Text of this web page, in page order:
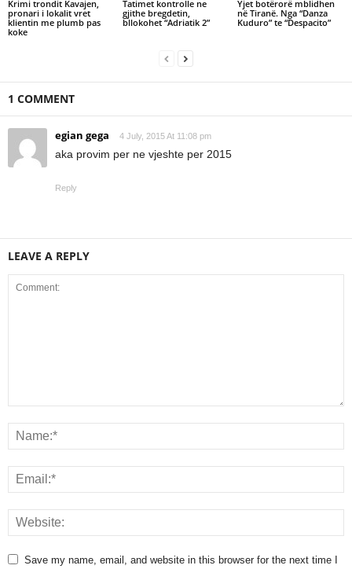
Krimi trondit Kavajen,
pronari i lokalit vret
klientin me plumb pas
koke
Tatimet kontrolle ne
gjithe bregdetin,
bllokohet “Adriatik 2”
Yjet botërorë mblidhen
në Tiranë. Nga “Danza
Kuduro” te “Despacito”
1 COMMENT
egian gega 4 July, 2015 At 11:08 pm
aka provim per ne vjeshte per 2015
Reply
LEAVE A REPLY
Save my name, email, and website in this browser for the next time I